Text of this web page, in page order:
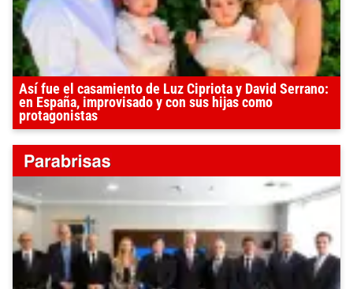
Así fue el casamiento de Luz Cipriota y David Serrano:
en España, improvisado y con sus hijas como
protagonistas